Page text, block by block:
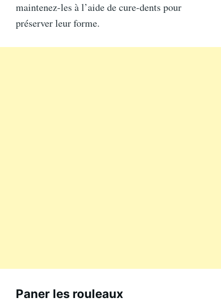
maintenez-les à l’aide de cure-dents pour
préserver leur forme.
Paner les rouleaux